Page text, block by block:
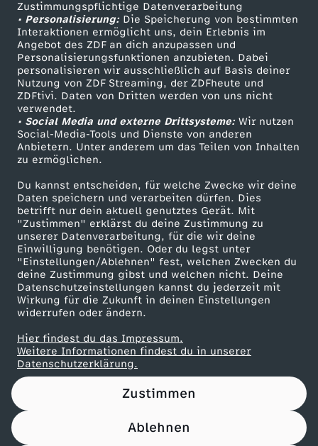
Zustimmungspflichtige Datenverarbeitung
• Personalisierung:Die Speicherung von bestimmten
Interaktionen ermöglicht uns, dein Erlebnis im
Angebot des ZDF an dich anzupassen und
Personalisierungsfunktionen anzubieten. Dabei
personalisieren wir ausschließlich auf Basis deiner
Nutzung von ZDF Streaming, der ZDFheute und
ZDFtivi. Daten von Dritten werden von uns nicht
verwendet.
• Social Media und externe Drittsysteme:Wir nutzen
Social-Media-Tools und Dienste von anderen
Anbietern. Unter anderem um das Teilen von Inhalten
zu ermöglichen.
Du kannst entscheiden, für welche Zwecke wir deine
Daten speichern und verarbeiten dürfen. Dies
betrifft nur dein aktuell genutztes Gerät. Mit
"Zustimmen" erklärst du deine Zustimmung zu
unserer Datenverarbeitung, für die wir deine
Einwilligung benötigen. Oder du legst unter
"Einstellungen/Ablehnen" fest, welchen Zwecken du
deine Zustimmung gibst und welchen nicht. Deine
Datenschutzeinstellungen kannst du jederzeit mit
Wirkung für die Zukunft in deinen Einstellungen
widerrufen oder ändern.
Hier findest du das Impressum.
Weitere Informationen findest du in unserer
Datenschutzerklärung.
Zustimmen
Ablehnen
Livestreams
Sendungen A-Z
TV-Programm
Zuschauerservice
Hilfe
ZDF Unternehmen
Karriere
ZDF goes Schule
Werbefernsehen
Mainzelmännchen
Partner
Nutzungsbedingungen